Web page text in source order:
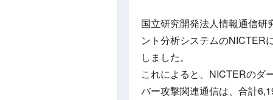
国立研究開発法人情報通信
ント分析システムのNICTER
しました。
これによると、NICTERのダ
バー攻撃関連通信は、合計